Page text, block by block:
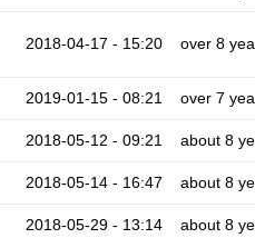
2018-04-17 - 15:20 over 8
2019-01-15 - 08:21 over 7
2018-05-12 - 09:21 about 8
2018-05-14 - 16:47 about 8
2018-05-29 - 13:14 about 8